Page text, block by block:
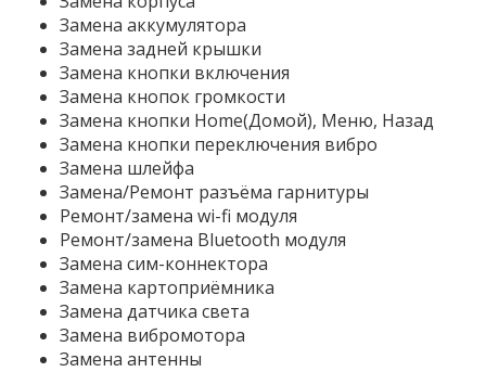
Замена аккумулятора
Замена задней крышки
Замена кнопки включения
Замена кнопок громкости
Замена кнопки Home(Домой), Меню, Назад
Замена кнопки переключения вибро
Замена шлейфа
Замена/Ремонт разъёма гарнитуры
Ремонт/замена wi-fi модуля
Ремонт/замена Bluetooth модуля
Замена сим-коннектора
Замена картоприёмника
Замена датчика света
Замена вибромотора
Замена антенны